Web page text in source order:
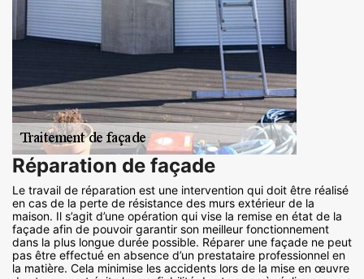
Réparation de façade
Le travail de réparation est une intervention qui doit être réalisé
en cas de la perte de résistance des murs extérieur de la
maison. Il s’agit d’une opération qui vise la remise en état de la
façade afin de pouvoir garantir son meilleur fonctionnement
dans la plus longue durée possible. Réparer une façade ne peut
pas être effectué en absence d’un prestataire professionnel en
la matière. Cela minimise les accidents lors de la mise en œuvre